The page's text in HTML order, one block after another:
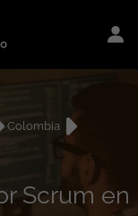
Colombia
Scrum en